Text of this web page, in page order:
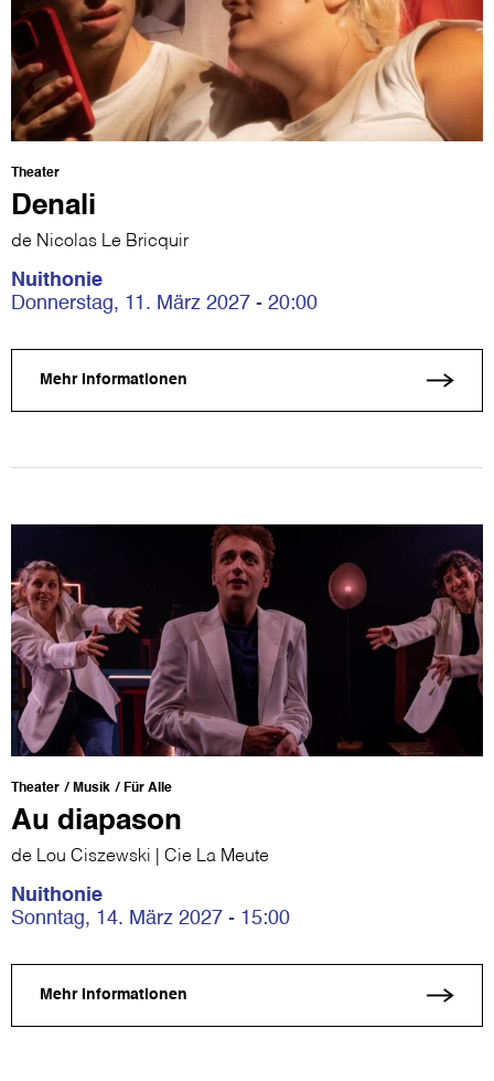
Theater
Denali
de Nicolas Le Bricquir
Nuithonie
Donnerstag, 11. März 2027 - 20:00
Mehr Informationen
Theater Musik Für Alle
Au diapason
de Lou Ciszewski | Cie La Meute
Nuithonie
Sonntag, 14. März 2027 - 15:00
Mehr Informationen